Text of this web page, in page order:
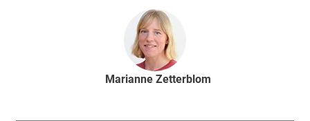
Marianne Zetterblom